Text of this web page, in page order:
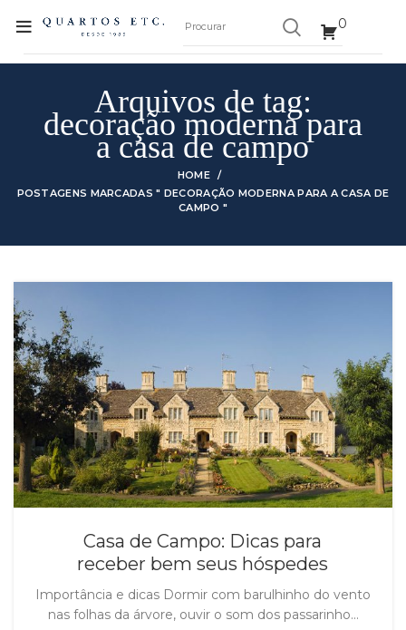
0
Arquivos de tag:
decoração moderna para
a casa de campo
HOME
POSTAGENS MARCADAS " DECORAÇÃO MODERNA PARA A CASA DE
CAMPO "
Casa de Campo: Dicas para
receber bem seus hóspedes
Importância e dicas Dormir com barulhinho do vento
nas folhas da árvore, ouvir o som dos passarinho...